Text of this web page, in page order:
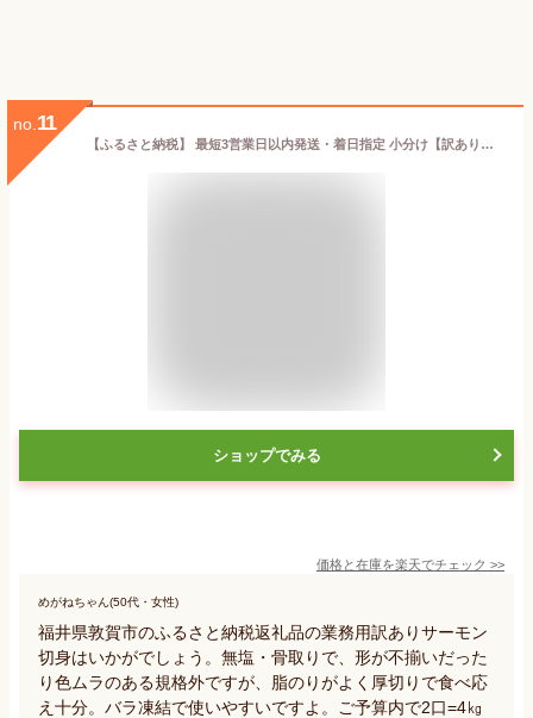
no. 11
【ふるさと納税】 最短3営業日以内発送・着日指定 小分け【訳あり】骨取り サーモン 切身 2kg / 4kg [業務用]【サーモン 鮭 さけ サケ 甲羅組 切り身 厚切り 魚 海鮮 惣菜 おかず 弁当 家庭用 訳あり 規格外 冷凍 人気 お中元 お歳暮 ギフト 贈答】
ショップでみる
価格と在庫を楽天でチェック >>
めがねちゃん(50代・女性)
福井県敦賀市のふるさと納税返礼品の業務用訳ありサーモン
切身はいかがでしょう。無塩・骨取りで、形が不揃いだった
り色ムラのある規格外ですが、脂のりがよく厚切りで食べ応
え十分。バラ凍結で使いやすいですよ。ご予算内で2口=4㎏